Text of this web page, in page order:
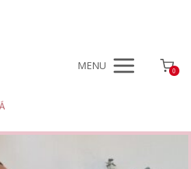
MENU 0